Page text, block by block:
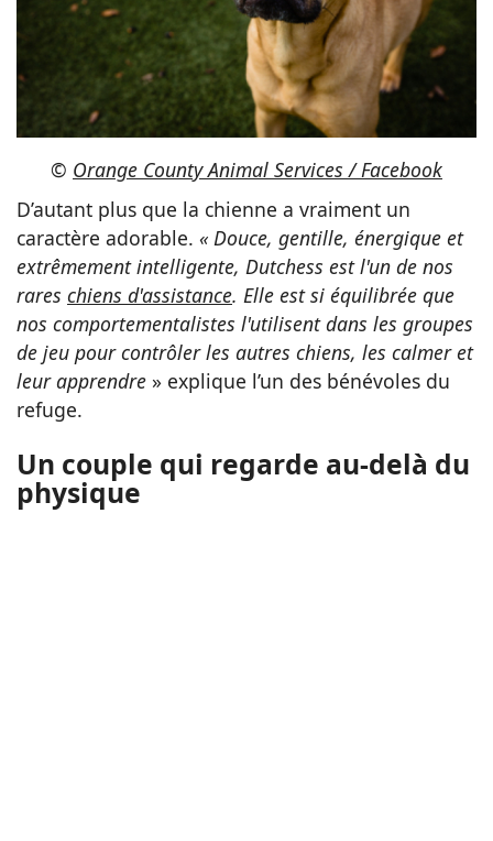
© Orange County Animal Services / Facebook
D’autant plus que la chienne a vraiment un
caractère adorable. « Douce, gentille, énergique et
extrêmement intelligente, Dutchess est l'un de nos
rares chiens d'assistance. Elle est si équilibrée que
nos comportementalistes l'utilisent dans les groupes
de jeu pour contrôler les autres chiens, les calmer et
leur apprendre » explique l’un des bénévoles du
refuge.
Un couple qui regarde au-delà du
physique